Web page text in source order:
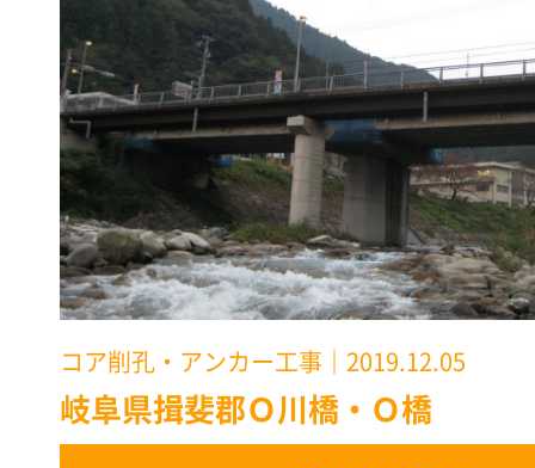
コア削孔・アンカー工事 ｜2019.12.05
岐阜県揖斐郡Ｏ川橋・Ｏ橋